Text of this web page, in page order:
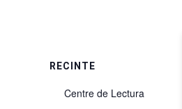
RECINTE
Centre de Lectura